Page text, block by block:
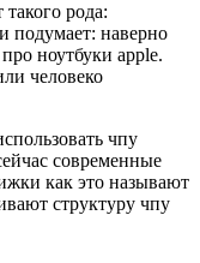
рода:
подумает: наверно
ноутбуки apple.
человеко
чпу
современные
как это называют
структуру чпу